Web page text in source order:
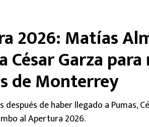
Mexicana
League
League
Memo Ochoa
Edson Álvarez
Santiago Giménez
Rodrigo Huescas
2026: Matías
César Garza
de Monterrey
después de haber llegado a Pumas,
al Apertura 2026.